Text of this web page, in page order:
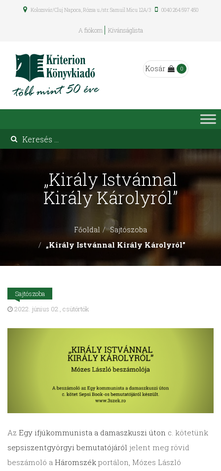
Kolozsvár/Cluj Napoca, Rózsa u./str. Samuil Micu 12A/3 0040 264 597 450
A fiókom Kívánságlista
Kosár 0
„Király Istvánnal
Király Károlyról”
Főoldal Sajtószoba
„Király Istvánnal Király Károlyról”
Sajtószoba
2022. június 02., csütörtök
Az Egy ifjúkommunista a damaszkuszi úton c. kötetünk
sepsiszentgyörgyi bemutatójáról jelent meg rövid
beszámoló a Háromszék portálon, Mózes László